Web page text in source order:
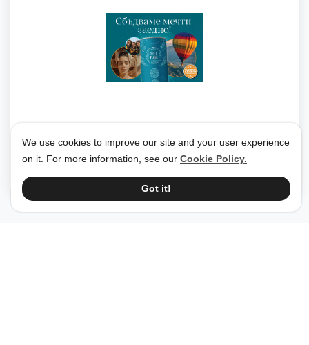
We use cookies to improve our site and your user experience
on it. For more information, see our Cookie Policy.
Got it!
Vladimira Koeva – Atanasova 26 Jan 2025